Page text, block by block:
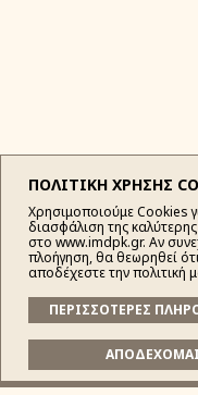
ΠΟΛΙΤΙΚΗ ΧΡΗΣΗΣ
Χρησιμοποιούμε Cookies
διασφάλιση της
στο www.imdpk.gr. Αν
πλοήγηση, θα θεωρηθεί
αποδέχεστε την πολιτική
ΠΕΡΙΣΣΟΤΕΡΕΣ
ΑΠΟΔΕΧΟΜΑΙ
Ιερά
Τοπική